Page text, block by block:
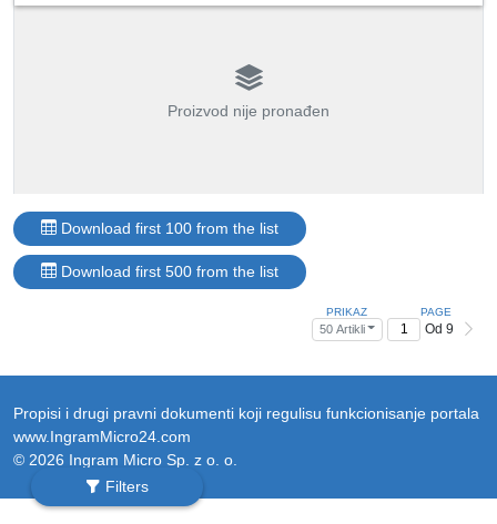
Filters
Proizvod nije pronađen
Download first 100 from the list
Download first 500 from the list
PRIKAZ
50 Artikli
PAGE
Od 9
Propisi i drugi pravni dokumenti koji regulisu funkcionisanje portala
www.IngramMicro24.com
© 2026 Ingram Micro Sp. z o. o.